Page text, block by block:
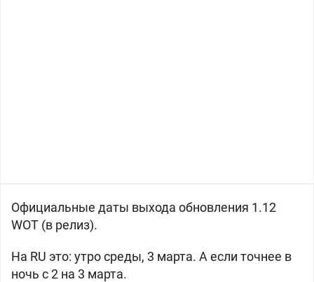
Официальные даты выхода обновления 1.12
WOT (в релиз).
На RU это: утро среды, 3 марта. А если точнее в
ночь с 2 на 3 марта.